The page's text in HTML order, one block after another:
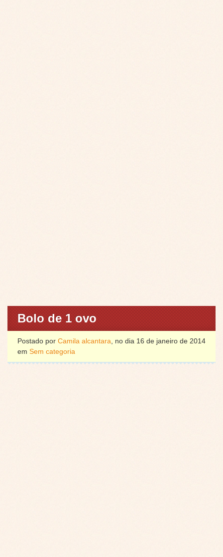
Bolo de 1 ovo
Postado por Camila alcantara, no dia 16 de janeiro de 2014
em Sem categoria